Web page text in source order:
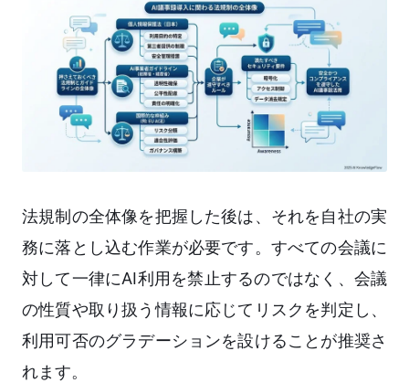
法規制の全体像を把握した後は、それを自社の実
務に落とし込む作業が必要です。すべての会議に
対して一律にAI利用を禁止するのではなく、会議
の性質や取り扱う情報に応じてリスクを判定し、
利用可否のグラデーションを設けることが推奨さ
れます。